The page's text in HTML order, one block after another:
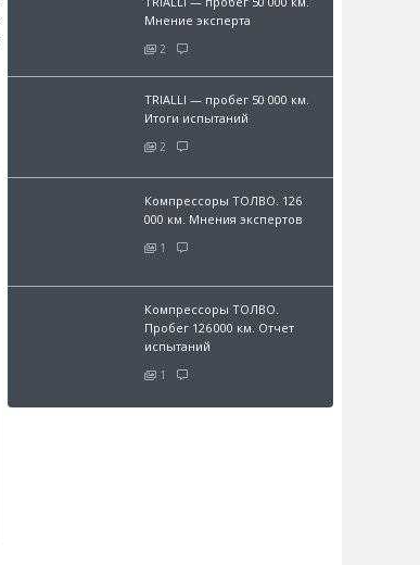
Мнение эксперта
2
TRIALLI — пробег 50 000 км.
Итоги испытаний
2
Компрессоры ТОЛВО. 126
000 км. Мнения экспертов
1
Компрессоры ТОЛВО.
Пробег 126 000 км. Отчет
испытаний
1